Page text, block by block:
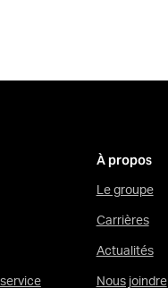
À propos
Le groupe
Carrières
Actualités
Nous joindre